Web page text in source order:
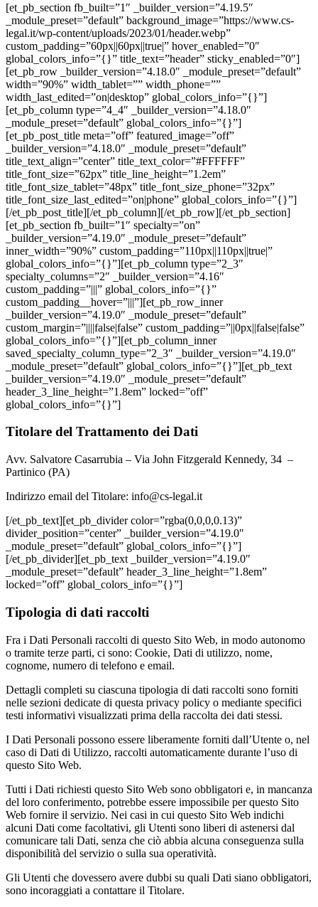
[et_pb_section fb_built=”1″ _builder_version=”4.19.5″
_module_preset=”default” background_image=”https://www.cs-
legal.it/wp-content/uploads/2023/01/header.webp”
custom_padding=”60px||60px||true|” hover_enabled=”0″
global_colors_info=”{}” title_text=”header” sticky_enabled=”0″]
[et_pb_row _builder_version=”4.18.0″ _module_preset=”default”
width=”90%” width_tablet=”” width_phone=””
width_last_edited=”on|desktop” global_colors_info=”{}”]
[et_pb_column type=”4_4″ _builder_version=”4.18.0″
_module_preset=”default” global_colors_info=”{}”]
[et_pb_post_title meta=”off” featured_image=”off”
_builder_version=”4.18.0″ _module_preset=”default”
title_text_align=”center” title_text_color=”#FFFFFF”
title_font_size=”62px” title_line_height=”1.2em”
title_font_size_tablet=”48px” title_font_size_phone=”32px”
title_font_size_last_edited=”on|phone” global_colors_info=”{}”]
[/et_pb_post_title][/et_pb_column][/et_pb_row][/et_pb_section]
[et_pb_section fb_built=”1″ specialty=”on”
_builder_version=”4.19.0″ _module_preset=”default”
inner_width=”90%” custom_padding=”110px||110px||true|”
global_colors_info=”{}”][et_pb_column type=”2_3″
specialty_columns=”2″ _builder_version=”4.16″
custom_padding=”|||” global_colors_info=”{}”
custom_padding__hover=”|||”][et_pb_row_inner
_builder_version=”4.19.0″ _module_preset=”default”
custom_margin=”||||false|false” custom_padding=”||0px||false|false”
global_colors_info=”{}”][et_pb_column_inner
saved_specialty_column_type=”2_3″ _builder_version=”4.19.0″
_module_preset=”default” global_colors_info=”{}”][et_pb_text
_builder_version=”4.19.0″ _module_preset=”default”
header_3_line_height=”1.8em” locked=”off”
global_colors_info=”{}”]
Titolare del Trattamento dei Dati
Avv. Salvatore Casarrubia – Via John Fitzgerald Kennedy, 34 –
Partinico (PA)
Indirizzo email del Titolare: info@cs-legal.it
[/et_pb_text][et_pb_divider color=”rgba(0,0,0,0.13)”
divider_position=”center” _builder_version=”4.19.0″
_module_preset=”default” global_colors_info=”{}”]
[/et_pb_divider][et_pb_text _builder_version=”4.19.0″
_module_preset=”default” header_3_line_height=”1.8em”
locked=”off” global_colors_info=”{}”]
Tipologia di dati raccolti
Fra i Dati Personali raccolti di questo Sito Web, in modo autonomo
o tramite terze parti, ci sono: Cookie, Dati di utilizzo, nome,
cognome, numero di telefono e email.
Dettagli completi su ciascuna tipologia di dati raccolti sono forniti
nelle sezioni dedicate di questa privacy policy o mediante specifici
testi informativi visualizzati prima della raccolta dei dati stessi.
I Dati Personali possono essere liberamente forniti dall’Utente o, nel
caso di Dati di Utilizzo, raccolti automaticamente durante l’uso di
questo Sito Web.
Tutti i Dati richiesti questo Sito Web sono obbligatori e, in mancanza
del loro conferimento, potrebbe essere impossibile per questo Sito
Web fornire il servizio. Nei casi in cui questo Sito Web indichi
alcuni Dati come facoltativi, gli Utenti sono liberi di astenersi dal
comunicare tali Dati, senza che ciò abbia alcuna conseguenza sulla
disponibilità del servizio o sulla sua operatività.
Gli Utenti che dovessero avere dubbi su quali Dati siano obbligatori,
sono incoraggiati a contattare il Titolare.